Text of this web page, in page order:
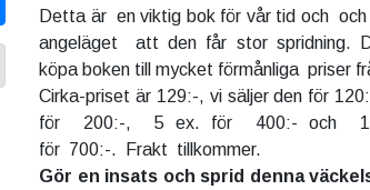
Detta är en viktig bok för vår tid och
angeläget att den får stor spridning.
köpa boken till mycket förmånliga priser
Cirka-priset är 129:-, vi säljer den för
för 200:-, 5 ex. för 400:- och
för 700:-. Frakt tillkommer.
Gör en insats och sprid denna